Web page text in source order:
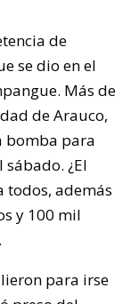
de
se dio en el
Más de
de Arauco,
bomba para
¿El
todos, además
y 100 mil
para irse